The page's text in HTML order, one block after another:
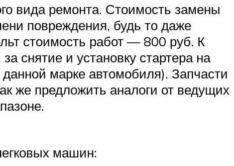
вида ремонта. Стоимость замены
повреждения, будь то даже
стоимость работ — 800 руб. К
снятие и установку стартера на
марке автомобиля). Запчасти
же предложить аналоги от ведущих
машин: